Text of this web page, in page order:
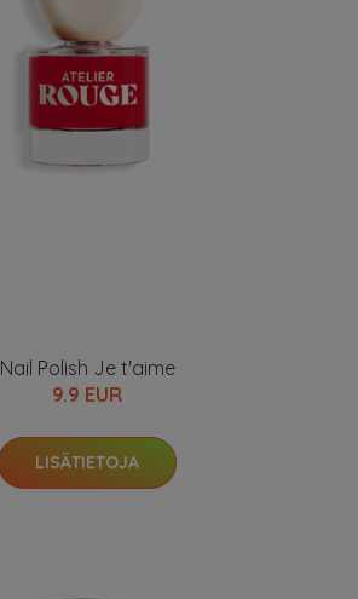
Nail Polish Je t'aime
9.9 EUR
LISÄTIETOJA